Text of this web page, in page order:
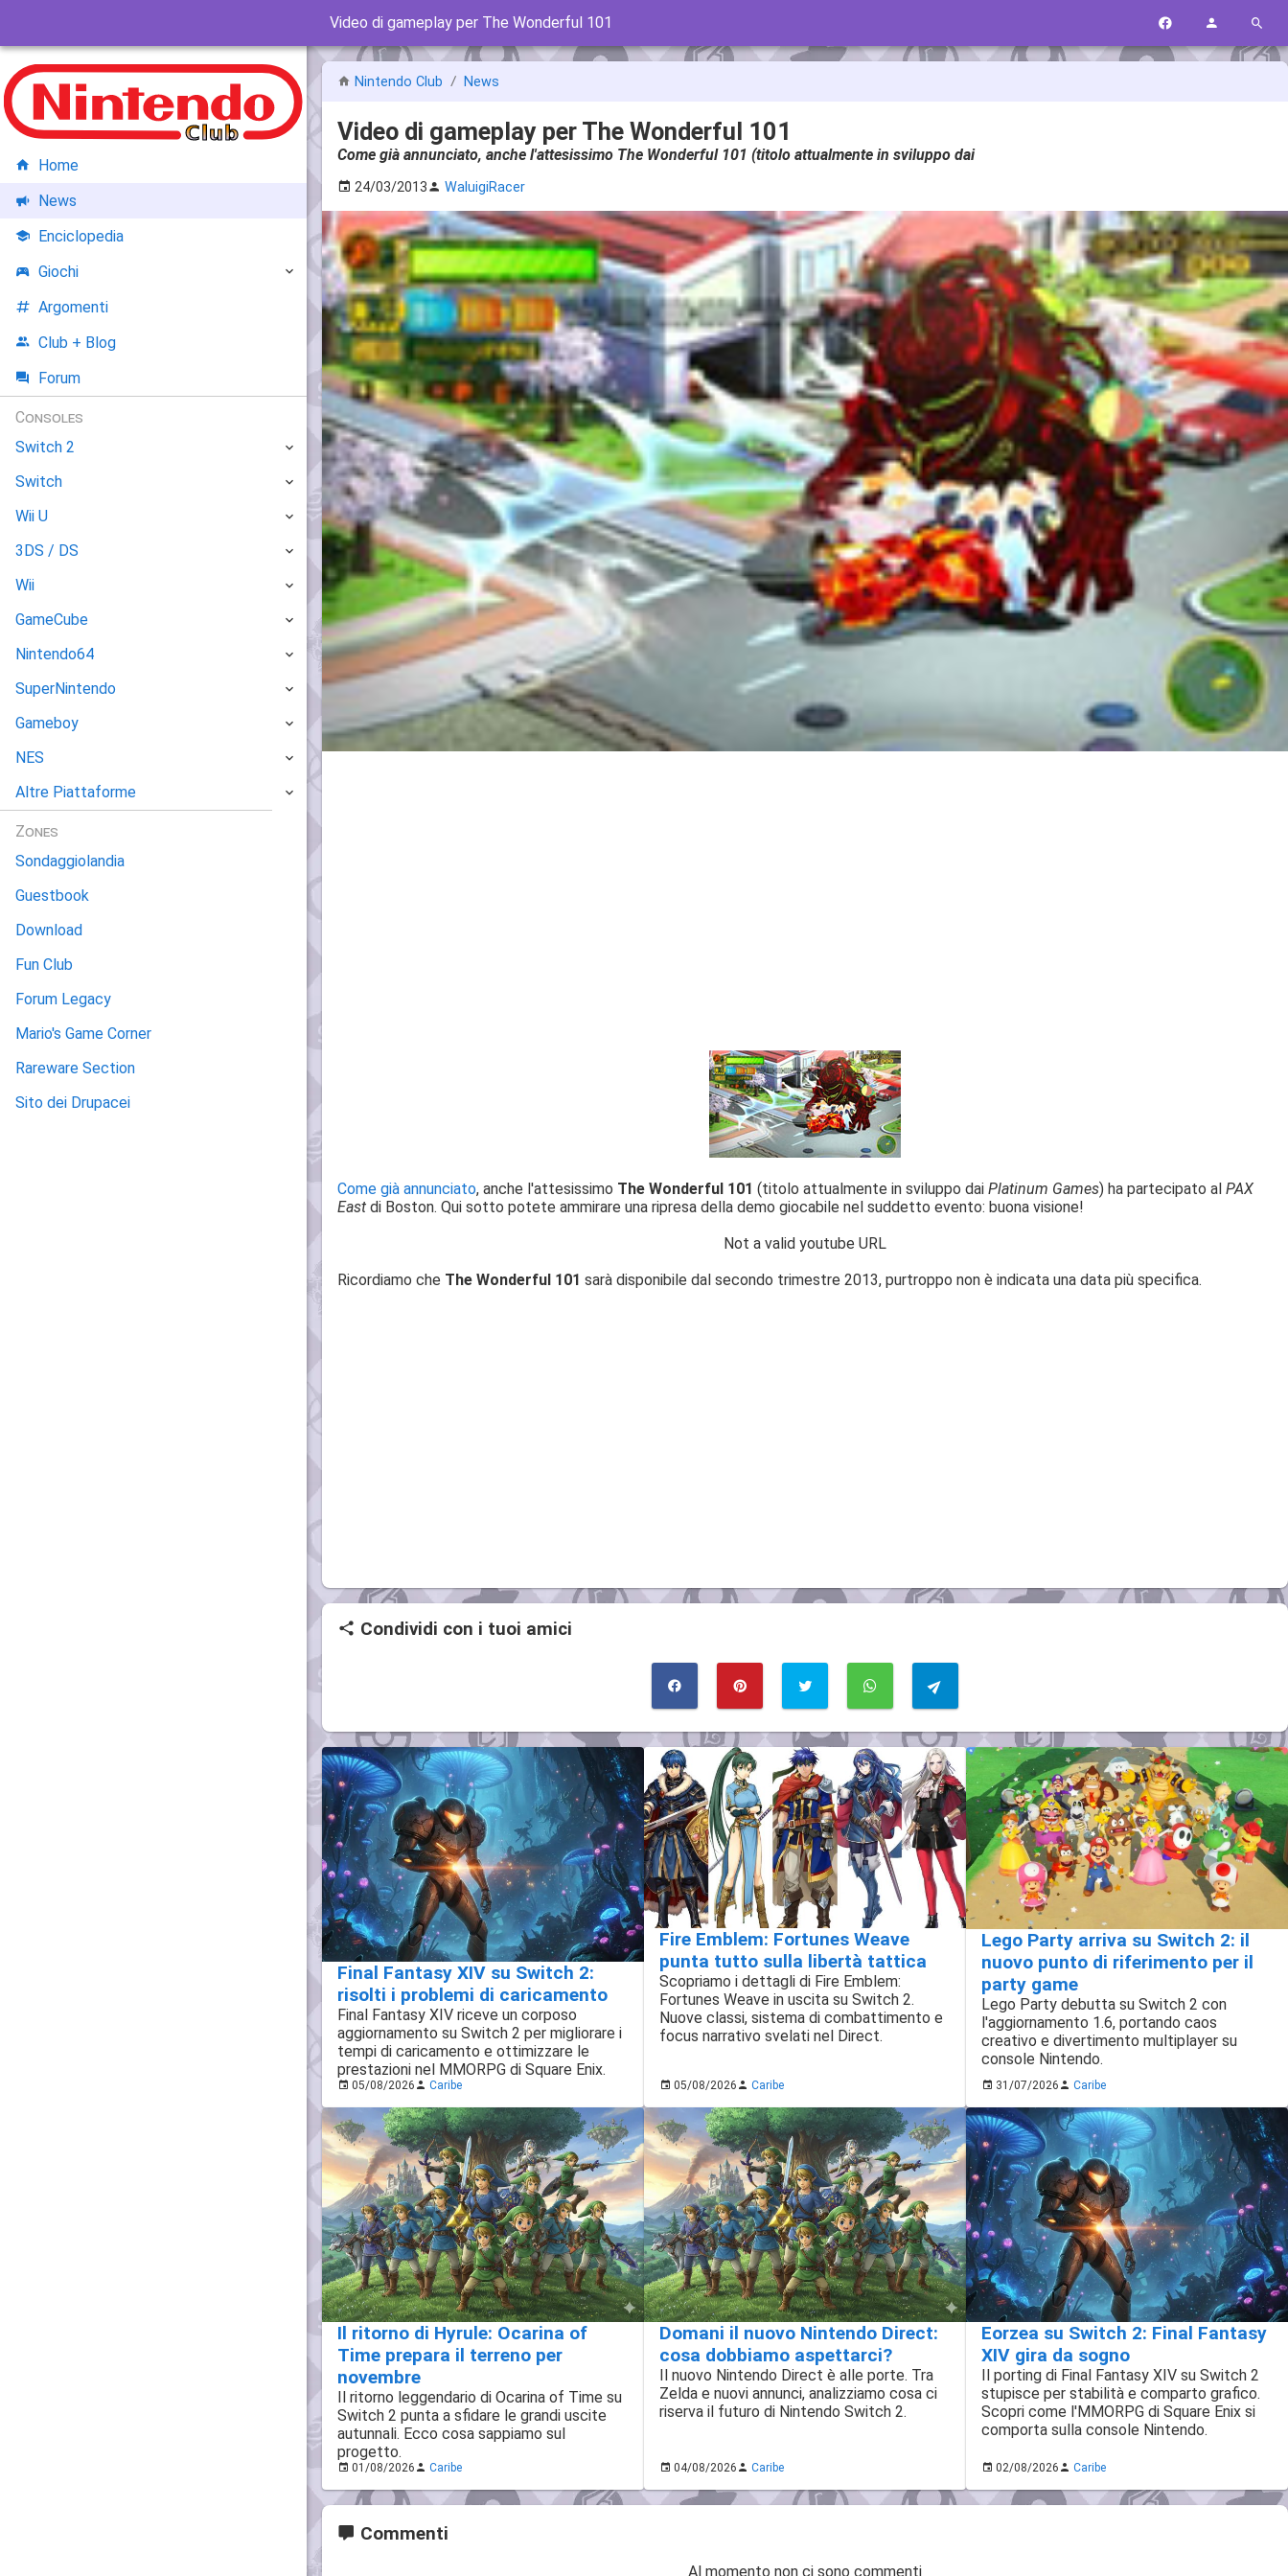
Video di gameplay per The Wonderful 101
Nintendo Club News
Video di gameplay per The Wonderful 101
Come già annunciato, anche l'attesissimo The Wonderful 101 (titolo attualmente in sviluppo dai
24/03/2013 WaluigiRacer
Come già annunciato, anche l'attesissimo The Wonderful 101 (titolo attualmente in sviluppo dai Platinum Games) ha partecipato al PAX
East di Boston. Qui sotto potete ammirare una ripresa della demo giocabile nel suddetto evento: buona visione!
Not a valid youtube URL
Ricordiamo che The Wonderful 101 sarà disponibile dal secondo trimestre 2013, purtroppo non è indicata una data più specifica.
Condividi con i tuoi amici
Final Fantasy XIV su Switch 2:
risolti i problemi di caricamento
Final Fantasy XIV riceve un corposo
aggiornamento su Switch 2 per migliorare i
tempi di caricamento e ottimizzare le
prestazioni nel MMORPG di Square Enix.
05/08/2026 Caribe
Fire Emblem: Fortunes Weave
punta tutto sulla libertà tattica
Scopriamo i dettagli di Fire Emblem:
Fortunes Weave in uscita su Switch 2.
Nuove classi, sistema di combattimento e
focus narrativo svelati nel Direct.
05/08/2026 Caribe
Lego Party arriva su Switch 2: il
nuovo punto di riferimento per il
party game
Lego Party debutta su Switch 2 con
l'aggiornamento 1.6, portando caos
creativo e divertimento multiplayer su
console Nintendo.
31/07/2026 Caribe
Il ritorno di Hyrule: Ocarina of
Time prepara il terreno per
novembre
Il ritorno leggendario di Ocarina of Time su
Switch 2 punta a sfidare le grandi uscite
autunnali. Ecco cosa sappiamo sul
progetto.
01/08/2026 Caribe
Domani il nuovo Nintendo Direct:
cosa dobbiamo aspettarci?
Il nuovo Nintendo Direct è alle porte. Tra
Zelda e nuovi annunci, analizziamo cosa ci
riserva il futuro di Nintendo Switch 2.
04/08/2026 Caribe
Eorzea su Switch 2: Final Fantasy
XIV gira da sogno
Il porting di Final Fantasy XIV su Switch 2
stupisce per stabilità e comparto grafico.
Scopri come l'MMORPG di Square Enix si
comporta sulla console Nintendo.
02/08/2026 Caribe
Commenti
Al momento non ci sono commenti
Home
News
Enciclopedia
Giochi
Argomenti
Club + Blog
Forum
Consoles
Switch 2
Switch
Wii U
3DS / DS
Wii
GameCube
Nintendo64
SuperNintendo
Gameboy
NES
Altre Piattaforme
Zones
Sondaggiolandia
Guestbook
Download
Fun Club
Forum Legacy
Mario's Game Corner
Rareware Section
Sito dei Drupacei